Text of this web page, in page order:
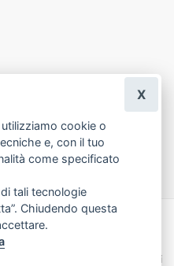
Siti ecommerce per Fioristi
Termini e Condizioni
cookie o
e, con il tuo
come specificato
tali tecnologie
Chiudendo questa
X